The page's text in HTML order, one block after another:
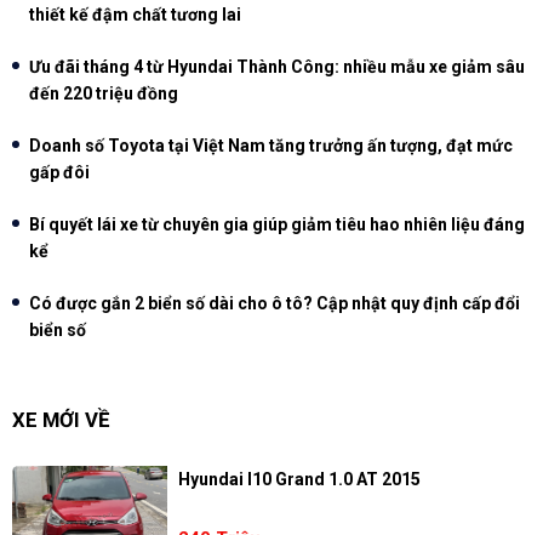
thiết kế đậm chất tương lai
Ưu đãi tháng 4 từ Hyundai Thành Công: nhiều mẫu xe giảm sâu
đến 220 triệu đồng
Doanh số Toyota tại Việt Nam tăng trưởng ấn tượng, đạt mức
gấp đôi
Bí quyết lái xe từ chuyên gia giúp giảm tiêu hao nhiên liệu đáng
kể
Có được gắn 2 biển số dài cho ô tô? Cập nhật quy định cấp đổi
biển số
XE MỚI VỀ
Hyundai I10 Grand 1.0 AT 2015